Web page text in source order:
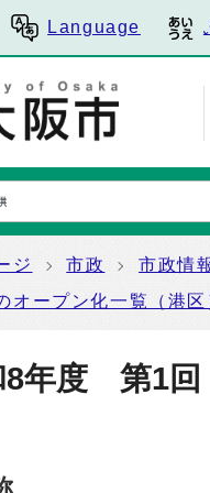
Language
ジ 市政 市政情
オープン化一覧（港区
8年度 第1